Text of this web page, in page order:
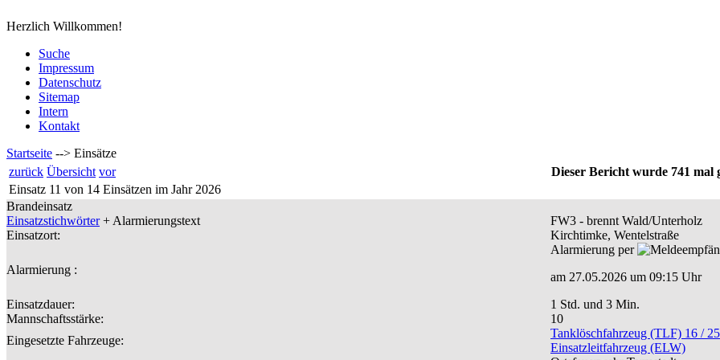
Herzlich Willkommen!
Suche
Impressum
Datenschutz
Sitemap
Intern
Kontakt
Startseite --> Einsätze
zurück Übersicht vor
Dieser Bericht wurde 741 mal
Einsatz 11 von 14 Einsätzen im Jahr 2026
Brandeinsatz
Einsatzstichwörter+ Alarmierungstext
FW3 - brennt Wald/Unterholz
Einsatzort:
Kirchtimke, Wentelstraße
Alarmierung :
Alarmierung per
am 27.05.2026 um 09:15 Uhr
Einsatzdauer:
1 Std. und 3 Min.
Mannschaftsstärke:
10
Eingesetzte Fahrzeuge:
Tanklöschfahrzeug (TLF) 16 / 25
Einsatzleitfahrzeug (ELW)